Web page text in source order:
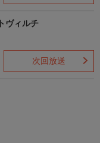
ヴィルチ
次回放送